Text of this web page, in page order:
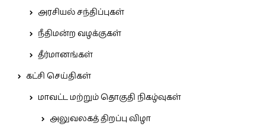
அரசியல் சந்திப்புகள்
நீதிமன்ற வழக்குகள்
தீர்மானங்கள்
கட்சி செய்திகள்
மாவட்ட மற்றும் தொகுதி நிகழ்வுகள்
அலுவலகத் திறப்பு விழா